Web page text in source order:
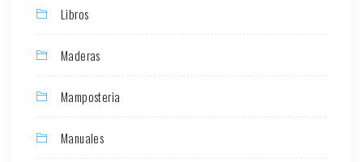
Libros
Maderas
Mamposteria
Manuales